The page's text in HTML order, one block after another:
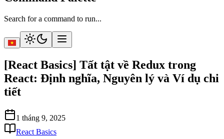
Search for a command to run...
[React Basics] Tất tật về Redux trong
React: Định nghĩa, Nguyên lý và Ví dụ chi
tiết
1 tháng 9, 2025
React Basics